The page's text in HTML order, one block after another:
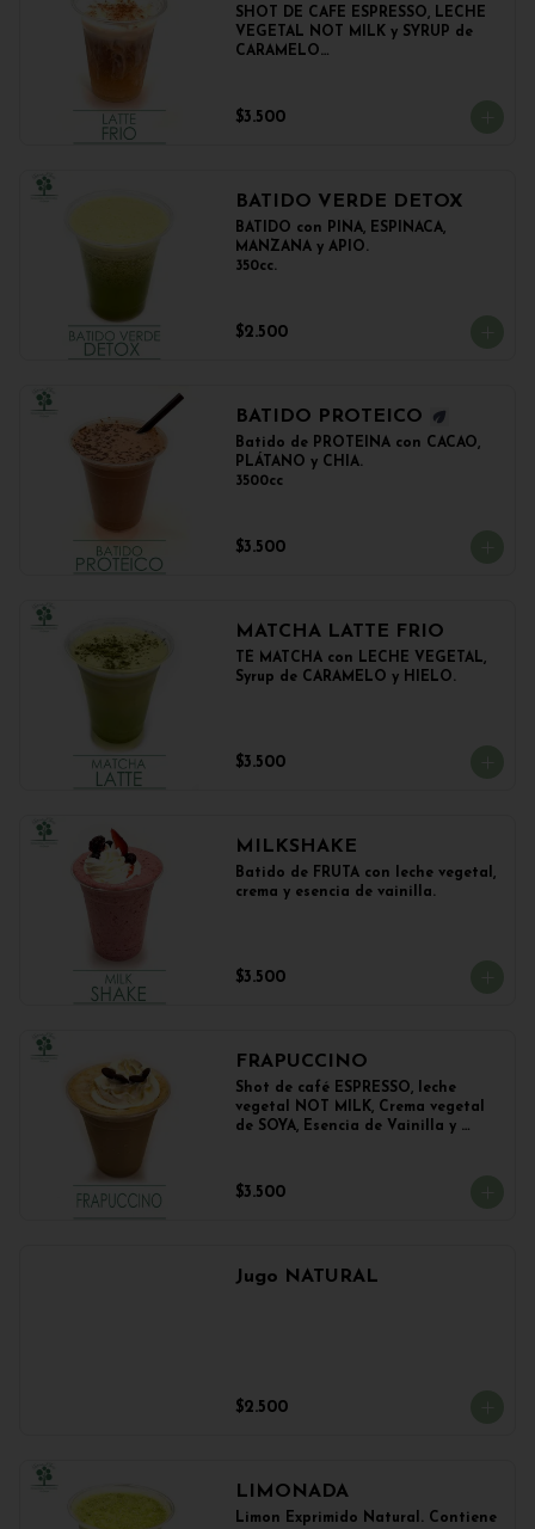
SHOT DE CAFE ESPRESSO, LECHE
VEGETAL NOT MILK y SYRUP de
CARAMELO
$3.500
BATIDO VERDE DETOX
BATIDO con PIÑA, ESPINACA,
MANZANA y APIO.
350cc.
$2.500
BATIDO PROTEICO
Batido de PROTEINA con CACAO,
PLÁTANO y CHIA.
3500cc
$3.500
MATCHA LATTE FRIO
TÉ MATCHA con LECHE VEGETAL,
Syrup de CARAMELO y HIELO.
$3.500
MILKSHAKE
Batido de FRUTA con leche vegetal,
crema y esencia de vainilla.
$3.500
FRAPUCCINO
Shot de café ESPRESSO, leche
vegetal NOT MILK, Crema vegetal
de SOYA, Esencia de Vainilla y
$3.500
Jugo NATURAL
$2.500
LIMONADA
Limon Exprimido Natural. Contiene